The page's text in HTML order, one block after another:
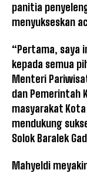
panitia
menyukseskan
“Pertama, saya
kepada semua
Menteri
dan Pemerintah
masyarakat
mendukung
Solok Baralek
Mahyeldi